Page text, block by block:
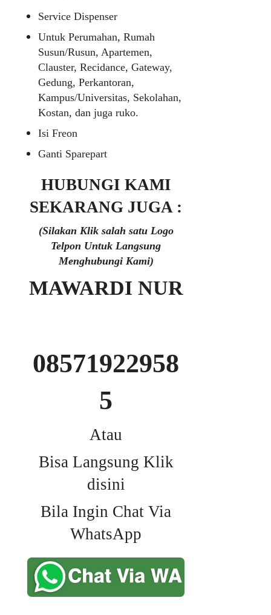
Service Dispenser
Untuk Perumahan, Rumah
Susun/Rusun, Apartemen,
Clauster, Recidance, Gateway,
Gedung, Perkantoran,
Kampus/Universitas, Sekolahan,
Kostan, dan juga ruko.
Isi Freon
Ganti Sparepart
HUBUNGI KAMI
SEKARANG JUGA :
(Silakan Klik salah satu Logo
Telpon Untuk Langsung
Menghubungi Kami)
MAWARDI NUR
08571922958
5
Atau
Bisa Langsung Klik
disini
Bila Ingin Chat Via
WhatsApp